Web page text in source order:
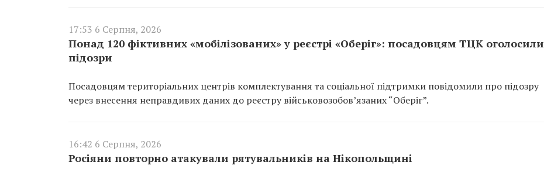
17:53 6 Серпня, 2026
Понад 120 фіктивних «мобілізованих» у реєстрі «Оберіг»: посадовцям ТЦК оголосили
підозри
Посадовцям територіальних центрів комплектування та соціальної підтримки повідомили про підозру
через внесення неправдивих даних до реєстру військовозобов’язаних “Оберіг”.
16:42 6 Серпня, 2026
Росіяни повторно атакували рятувальників на Нікопольщині